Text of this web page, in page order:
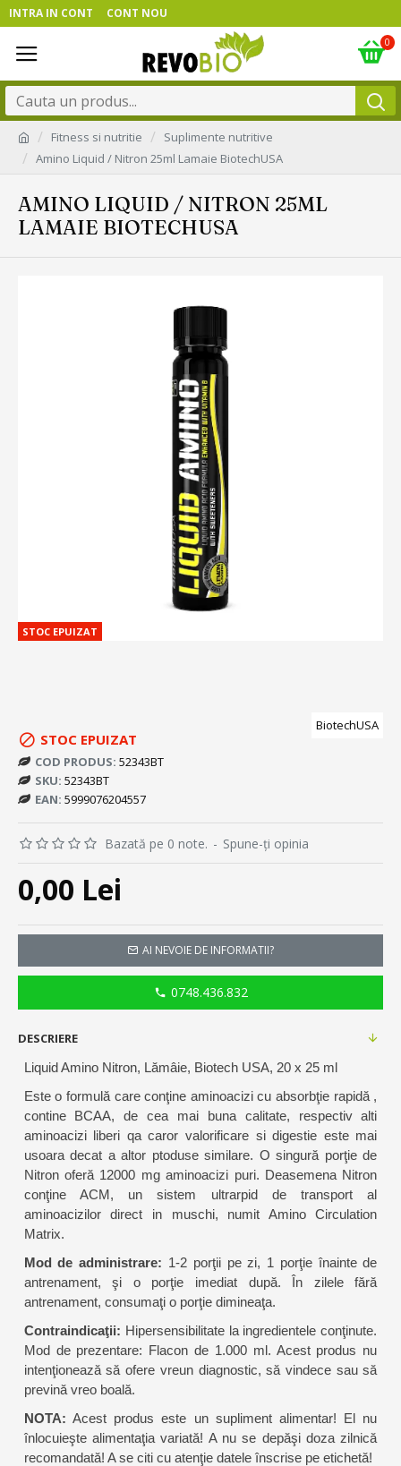
INTRA IN CONT CONT NOU
0
Fitness si nutritie
Suplimente nutritive
Amino Liquid / Nitron 25ml Lamaie BiotechUSA
AMINO LIQUID / NITRON 25ML
LAMAIE BIOTECHUSA
STOC EPUIZAT
STOC EPUIZAT
COD PRODUS: 52343BT
SKU: 52343BT
EAN: 5999076204557
BiotechUSA
Bazată pe 0 note. - Spune-ţi opinia
0,00 Lei
AI NEVOIE DE INFORMATII?
0748.436.832
DESCRIERE
Liquid Amino Nitron, Lămâie, Biotech USA, 20 x 25 ml
Este o formulă care conţine aminoacizi cu absorbţie rapidă ,
contine BCAA, de cea mai buna calitate, respectiv alti
aminoacizi liberi qa caror valorificare si digestie este mai
usoara decat a altor ptoduse similare. O singură porţie de
Nitron oferă 12000 mg aminoacizi puri. Deasemena Nitron
conţine ACM, un sistem ultrarpid de transport al
aminoacizilor direct in muschi, numit Amino Circulation
Matrix.
Mod de administrare: 1-2 porţii pe zi, 1 porţie înainte de
antrenament, şi o porţie imediat după. În zilele fără
antrenament, consumaţi o porţie dimineaţa.
Contraindicaţii: Hipersensibilitate la ingredientele conţinute.
Mod de prezentare: Flacon de 1.000 ml. Acest produs nu
intenţionează să ofere vreun diagnostic, să vindece sau să
prevină vreo boală.
NOTA: Acest produs este un supliment alimentar! El nu
înlocuieşte alimentaţia variată! A nu se depăşi doza zilnică
recomandată! A se citi cu atenţie datele înscrise pe etichetă!